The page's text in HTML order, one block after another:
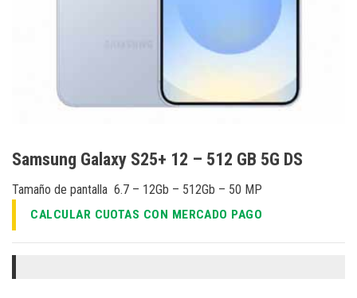
Samsung Galaxy S25+ 12 – 512 GB 5G DS
Tamaño de pantalla 6.7 – 12Gb – 512Gb – 50 MP
CALCULAR CUOTAS CON MERCADO PAGO